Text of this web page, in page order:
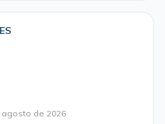
·agosto de 2026